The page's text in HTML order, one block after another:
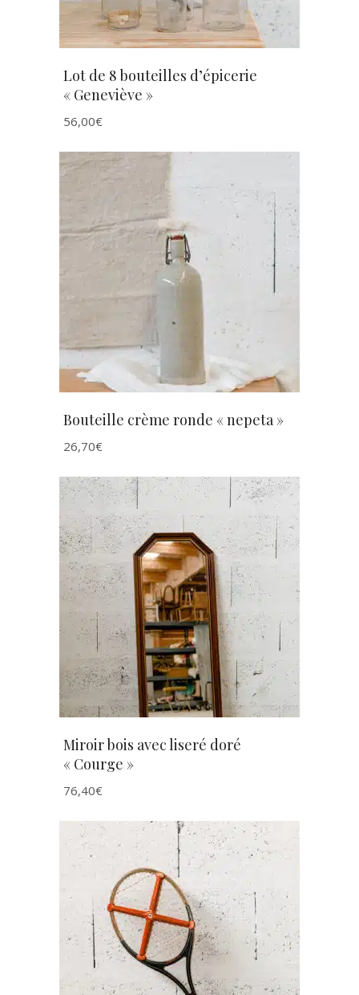
Lot de 8 bouteilles d’épicerie
« Geneviève »
56,00€
AJOUTER AU PANIER
Bouteille crème ronde « nepeta »
26,70€
AJOUTER AU PANIER
Miroir bois avec liseré doré
« Courge »
76,40€
AJOUTER AU PANIER